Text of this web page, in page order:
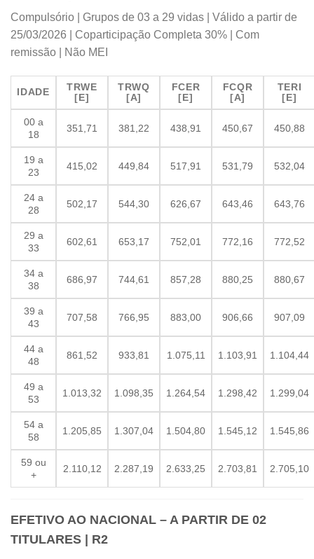
Compulsório | Grupos de 03 a 29 vidas | Válido a partir de
25/03/2026 | Coparticipação Completa 30% | Com
remissão | Não MEI
IDADE
TRWE
[E]
TRWQ
[A]
FCER
[E]
FCQR
[A]
TERI
[E]
00 a
18
351,71 381,22 438,91 450,67 450,88
19 a
23
415,02 449,84 517,91 531,79 532,04
24 a
28
502,17 544,30 626,67 643,46 643,76
29 a
33
602,61 653,17 752,01 772,16 772,52
34 a
38
686,97 744,61 857,28 880,25 880,67
39 a
43
707,58 766,95 883,00 906,66 907,09
44 a
48
861,52 933,81 1.075,11 1.103,91 1.104,44
49 a
53
1.013,32 1.098,35 1.264,54 1.298,42 1.299,04
54 a
58
1.205,85 1.307,04 1.504,80 1.545,12 1.545,86
59 ou
+
2.110,12 2.287,19 2.633,25 2.703,81 2.705,10
EFETIVO AO NACIONAL – A PARTIR DE 02
TITULARES | R2